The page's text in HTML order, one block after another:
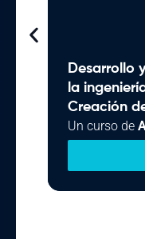
Desarrollo
la
Creación
Un curso de